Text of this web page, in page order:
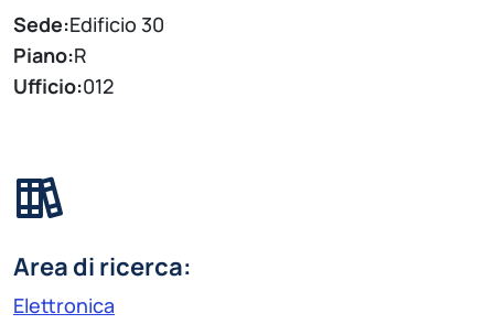
Sede:Edificio 30
Piano:R
Ufficio:012
Area di ricerca:
Elettronica